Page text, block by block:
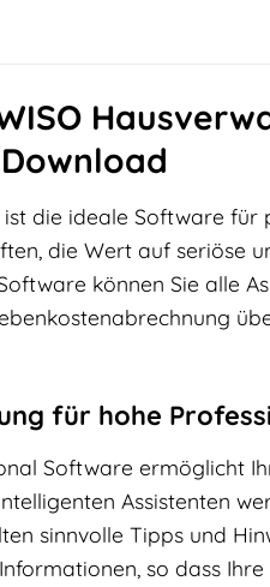
ist die ideale Software
die Wert auf seriöse
können Sie alle
für hohe
Software ermöglicht
Assistenten
sinnvolle Tipps und
so dass